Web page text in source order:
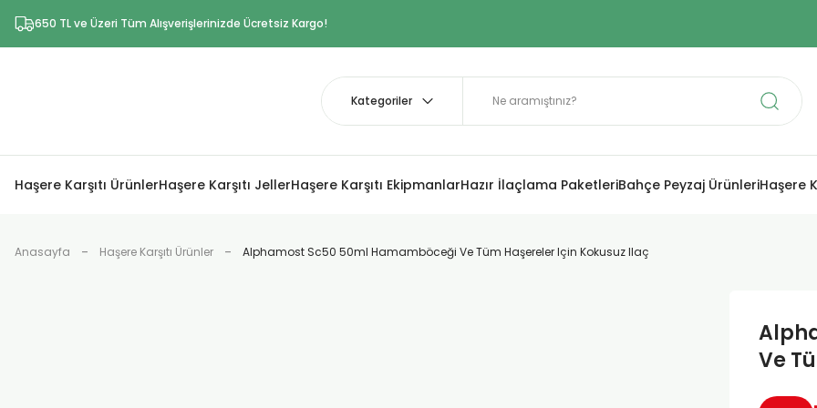
650 TL ve Üzeri Tüm Alışverişlerinizde Ücretsiz Kargo!
Haşere Karşıtı ÜrünlerHaşere Karşıtı JellerHaşere Karşıtı EkipmanlarHazır İlaçlama PaketleriBahçe Peyzaj ÜrünleriHaşere
Anasayfa Haşere Karşıtı Ürünler Alphamost Sc50 50ml Hamamböceği Ve Tüm Haşereler Için Kokusuz Ilaç
Ve